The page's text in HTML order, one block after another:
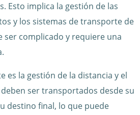
Esto implica la gestión de las
y los sistemas de transporte de
ser complicado y requiere una
es la gestión de la distancia y el
ser transportados desde su
destino final, lo que puede